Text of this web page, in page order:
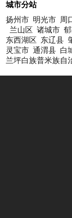
城市分站
扬州市 明光市 周
兰山区 诸城市
东西湖区 东辽县
灵宝市 通渭县 白
兰坪白族普米族自